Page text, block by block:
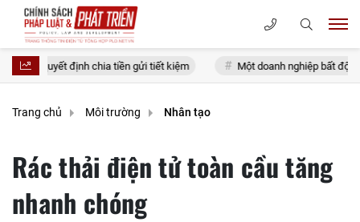
chia tiền gửi tiết kiệm Một doanh nghiệp bất động sản lãi quý 2
Trang chủ Môi trường Nhân tạo
Rác thải điện tử toàn cầu tăng
nhanh chóng